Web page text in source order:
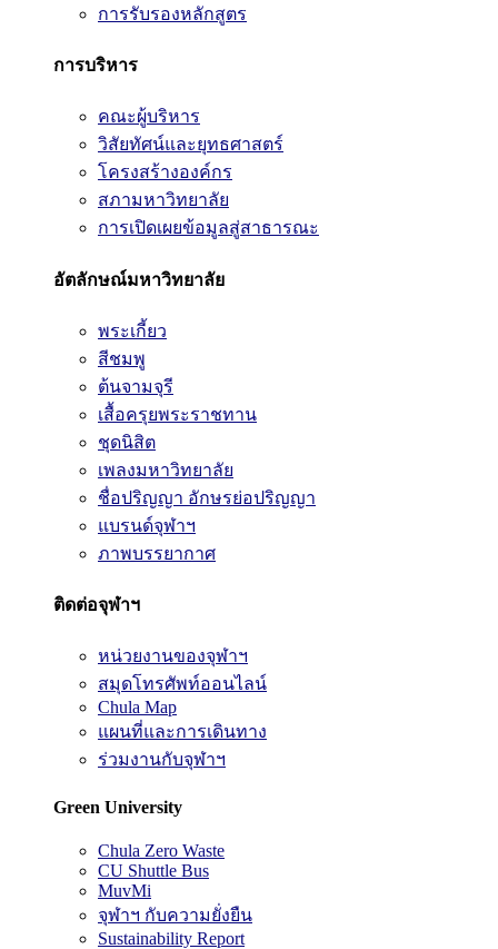
การรับรองหลักสูตร
การบริหาร
คณะผู้บริหาร
วิสัยทัศน์และยุทธศาสตร์
โครงสร้างองค์กร
สภามหาวิทยาลัย
การเปิดเผยข้อมูลสู่สาธารณะ
อัตลักษณ์มหาวิทยาลัย
พระเกี้ยว
สีชมพู
ต้นจามจุรี
เสื้อครุยพระราชทาน
ชุดนิสิต
เพลงมหาวิทยาลัย
ชื่อปริญญา อักษรย่อปริญญา
แบรนด์จุฬาฯ
ภาพบรรยากาศ
ติดต่อจุฬาฯ
หน่วยงานของจุฬาฯ
สมุดโทรศัพท์ออนไลน์
Chula Map
แผนที่และการเดินทาง
ร่วมงานกับจุฬาฯ
Green University
Chula Zero Waste
CU Shuttle Bus
MuvMi
จุฬาฯ กับความยั่งยืน
Sustainability Report